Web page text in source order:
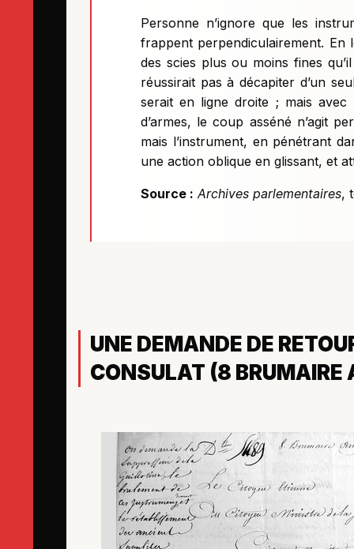
Personne n’ignore que les
frappent perpendiculairement. En
des scies plus ou moins fines
réussirait pas à décapiter d’un
serait en ligne droite ; mais
d’armes, le coup asséné n’agit
mais l’instrument, en pénétrant
une action oblique en glissant, et
Source : Archives parlementaires,
UNE DEMANDE DE
CONSULAT (8 BRUMAIRE